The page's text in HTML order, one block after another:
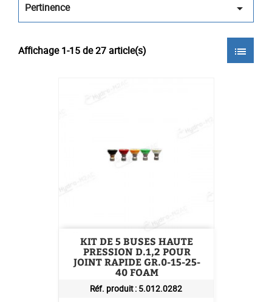
Pertinence 
Affichage 1-15 de 27 article(s) list
KIT DE 5 BUSES HAUTE
PRESSION D.1,2 POUR
JOINT RAPIDE GR.0-15-25-
40 FOAM
Réf. produit : 5.012.0282